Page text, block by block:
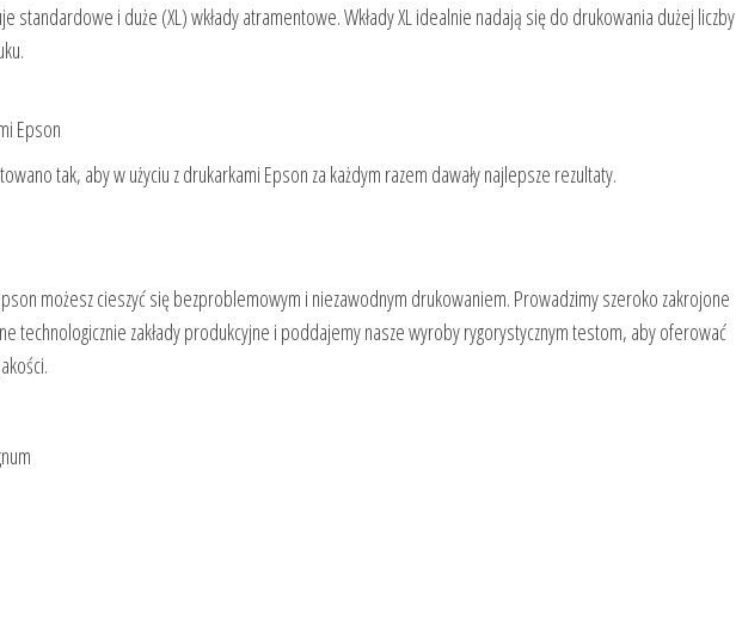
standardowe i duże (XL) wkłady atramentowe. Wkłady XL idealnie nadają się do drukowania dużej liczby
Epson
tak, aby w użyciu z drukarkami Epson za każdym razem dawały najlepsze rezultaty.
możesz cieszyć się bezproblemowym i niezawodnym drukowaniem. Prowadzimy szeroko zakrojone
technologicznie zakłady produkcyjne i poddajemy nasze wyroby rygorystycznym testom, aby oferować